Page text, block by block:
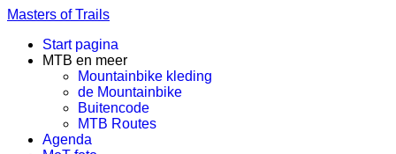
Masters of Trails
Start pagina
MTB en meer
Mountainbike kleding
de Mountainbike
Buitencode
MTB Routes
Agenda